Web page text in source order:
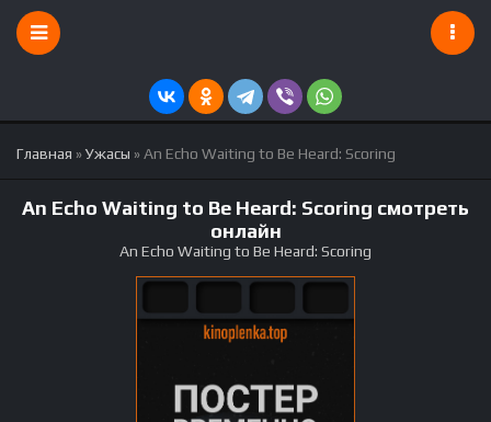
Главная »Ужасы » An Echo Waiting to Be Heard: Scoring
An Echo Waiting to Be Heard: Scoring смотреть
онлайн
An Echo Waiting to Be Heard: Scoring